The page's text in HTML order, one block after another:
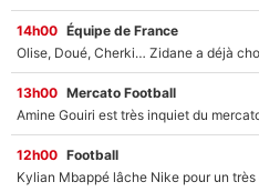
14h00 Équipe de France
13h00 Mercato Football
12h00 Football